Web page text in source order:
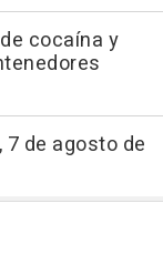
cocaína y
7 de agosto de